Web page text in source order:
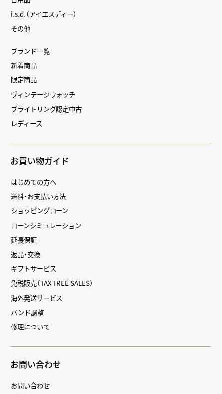
i.s.d.（アイエスディー）
その他
ブランド一覧
新着商品
限定商品
ヴィンテージウォッチ
ブライトリング認定中古
レディース
お買い物ガイド
はじめての方へ
送料・お支払い方法
ショッピングローン
ローンシミュレーション
延長保証
返品・交換
ギフトサービス
免税販売（TAX FREE SALES）
海外発送サービス
バンド調整
修理について
お問い合わせ
お問い合わせ